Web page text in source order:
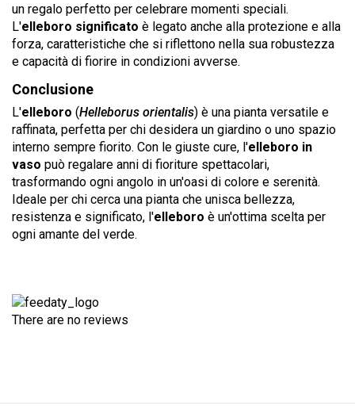
un regalo perfetto per celebrare momenti speciali.
L'elleboro significato è legato anche alla protezione e alla
forza, caratteristiche che si riflettono nella sua robustezza
e capacità di fiorire in condizioni avverse.
Conclusione
L'elleboro (Helleborus orientalis) è una pianta versatile e
raffinata, perfetta per chi desidera un giardino o uno spazio
interno sempre fiorito. Con le giuste cure, l'elleboro in
vaso può regalare anni di fioriture spettacolari,
trasformando ogni angolo in un'oasi di colore e serenità.
Ideale per chi cerca una pianta che unisca bellezza,
resistenza e significato, l'elleboro è un'ottima scelta per
ogni amante del verde.
There are no reviews